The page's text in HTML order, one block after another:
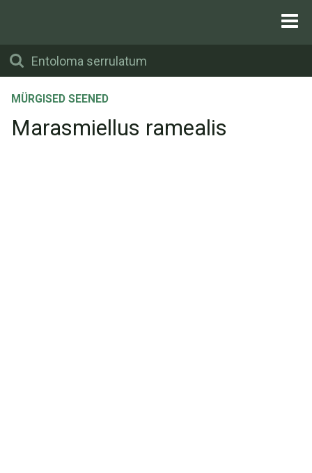
MÜRGISED SEENED
Marasmiellus ramealis